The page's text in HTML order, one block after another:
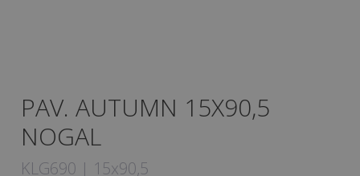
PAV. AUTUMN 15X90,5
NOGAL
KLG690 | 15x90,5